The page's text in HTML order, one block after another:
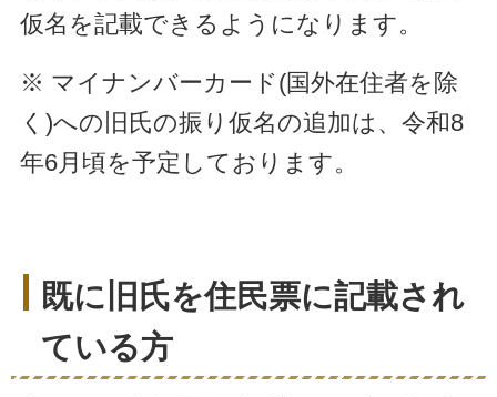
仮名を記載できるようになります。
※ マイナンバーカード(国外在住者を除
く)への旧氏の振り仮名の追加は、令和8
年6月頃を予定しております。
既に旧氏を住民票に記載され
ている方